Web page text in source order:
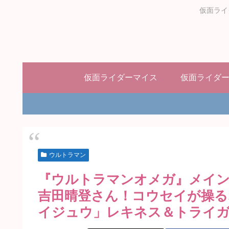
仮面ラ
仮面ライダーマイス 仮面ライダ
ウルトラマン
『ウルトラマンオメガ』メイ
吉田晴登さん！コウセイが操
イジュウ」レキネス＆トライ